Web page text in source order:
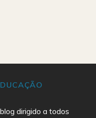
dirigido a todos